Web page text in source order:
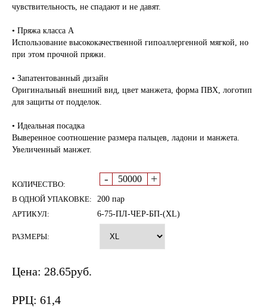
чувствительность, не спадают и не давят.
• Пряжа класса А
Использование высококачественной гипоаллергенной мягкой, но
при этом прочной пряжи.
• Запатентованный дизайн
Оригинальный внешний вид, цвет манжета, форма ПВХ, логотип
для защиты от подделок.
• Идеальная посадка
Выверенное соотношение размера пальцев, ладони и манжета.
Увеличенный манжет.
КОЛИЧЕСТВО: - +
В ОДНОЙ УПАКОВКЕ:
200 пар
АРТИКУЛ:
6-75-ПЛ-ЧЕР-БП-(XL)
РАЗМЕРЫ:
Цена: 28.65руб.
РРЦ: 61,4